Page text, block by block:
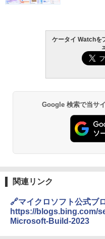
ケータイ Watchを
Google 検索で当サ
関連リンク
🔗マイクロソフト公式ブ
https://blogs.bing.com/
Microsoft-Build-2023